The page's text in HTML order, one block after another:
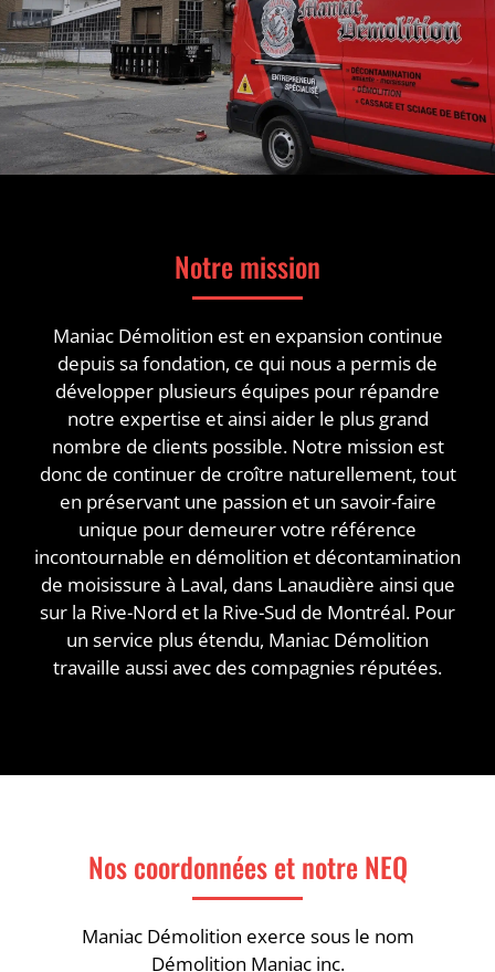
Notre mission
Maniac Démolition est en expansion continue
depuis sa fondation, ce qui nous a permis de
développer plusieurs équipes pour répandre
notre expertise et ainsi aider le plus grand
nombre de clients possible. Notre mission est
donc de continuer de croître naturellement, tout
en préservant une passion et un savoir-faire
unique pour demeurer votre référence
incontournable en démolition et décontamination
de moisissure à Laval, dans Lanaudière ainsi que
sur la Rive-Nord et la Rive-Sud de Montréal. Pour
un service plus étendu, Maniac Démolition
travaille aussi avec des compagnies réputées.
Nos coordonnées et notre NEQ
Maniac Démolition exerce sous le nom
Démolition Maniac inc.